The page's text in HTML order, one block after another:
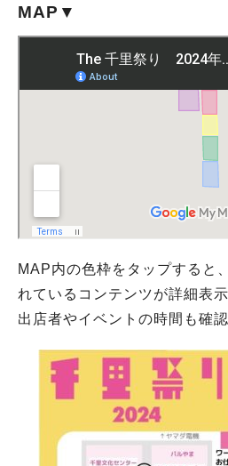
MAP▼
MAP内の色枠をタップすると
れているコンテンツが詳細表示
出店者やイベントの時間も確